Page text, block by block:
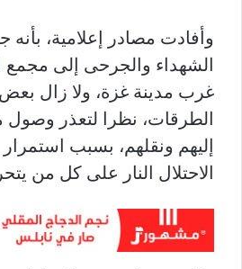
وأفادت مصادر إعلامية،
الشهداء والجرحى إلى مجمع
غرب مدينة غزة، ولا زال
الطرقات، نظرا لتعذر
إليهم ونقلهم، بسبب
الاحتلال النار على كل من